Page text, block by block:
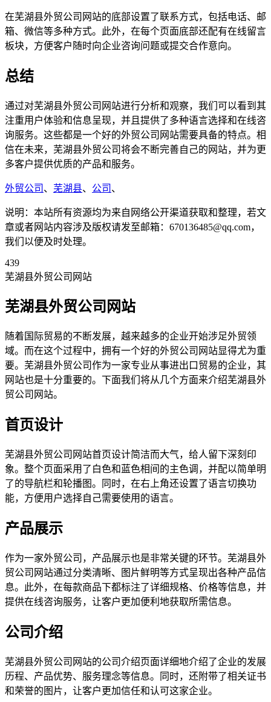
在芜湖县外贸公司网站的底部设置了联系方式，包括电话、邮
箱、微信等多种方式。此外，在每个页面底部还配有在线留言
板块，方便客户随时向企业咨询问题或提交合作意向。
总结
通过对芜湖县外贸公司网站进行分析和观察，我们可以看到其
注重用户体验和信息呈现，并且提供了多种语言选择和在线咨
询服务。这些都是一个好的外贸公司网站需要具备的特点。相
信在未来，芜湖县外贸公司将会不断完善自己的网站，并为更
多客户提供优质的产品和服务。
外贸公司 、 芜湖县、 公司 、
说明：本站所有资源均为来自网络公开渠道获取和整理，若文
章或者网站内容涉及版权请发至邮箱：670136485@qq.com，
我们以便及时处理。
439
芜湖县外贸公司网站
芜湖县外贸公司网站
随着国际贸易的不断发展，越来越多的企业开始涉足外贸领
域。而在这个过程中，拥有一个好的外贸公司网站显得尤为重
要。芜湖县外贸公司作为一家专业从事进出口贸易的企业，其
网站也是十分重要的。下面我们将从几个方面来介绍芜湖县外
贸公司网站。
首页设计
芜湖县外贸公司网站首页设计简洁而大气，给人留下深刻印
象。整个页面采用了白色和蓝色相间的主色调，并配以简单明
了的导航栏和轮播图。同时，在右上角还设置了语言切换功
能，方便用户选择自己需要使用的语言。
产品展示
作为一家外贸公司，产品展示也是非常关键的环节。芜湖县外
贸公司网站通过分类清晰、图片鲜明等方式呈现出各种产品信
息。此外，在每款商品下都标注了详细规格、价格等信息，并
提供在线咨询服务，让客户更加便利地获取所需信息。
公司介绍
芜湖县外贸公司网站的公司介绍页面详细地介绍了企业的发展
历程、产品优势、服务理念等信息。同时，还附带了相关证书
和荣誉的图片，让客户更加信任和认可这家企业。